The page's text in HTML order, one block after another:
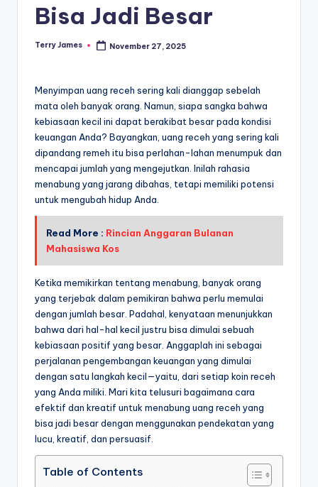
Bisa Jadi Besar
Posted
Terry James November 27, 2025
Menyimpan uang receh sering kali dianggap sebelah
mata oleh banyak orang. Namun, siapa sangka bahwa
kebiasaan kecil ini dapat berakibat besar pada kondisi
keuangan Anda? Bayangkan, uang receh yang sering kali
dipandang remeh itu bisa perlahan-lahan menumpuk dan
mencapai jumlah yang mengejutkan. Inilah rahasia
menabung yang jarang dibahas, tetapi memiliki potensi
untuk mengubah hidup Anda.
Read More : Rincian Anggaran Bulanan
Mahasiswa Kos
Ketika memikirkan tentang menabung, banyak orang
yang terjebak dalam pemikiran bahwa perlu memulai
dengan jumlah besar. Padahal, kenyataan menunjukkan
bahwa dari hal-hal kecil justru bisa dimulai sebuah
kebiasaan positif yang besar. Anggaplah ini sebagai
perjalanan pengembangan keuangan yang dimulai
dengan satu langkah kecil—yaitu, dari setiap koin receh
yang Anda miliki. Mari kita telusuri bagaimana cara
efektif dan kreatif untuk menabung uang receh yang
bisa jadi besar dengan menggunakan pendekatan yang
lucu, kreatif, dan persuasif.
Table of Contents